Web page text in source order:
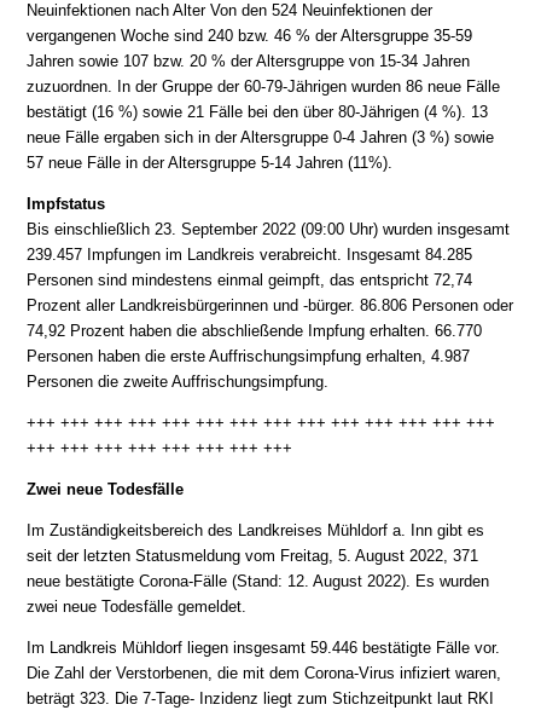
Neuinfektionen nach Alter Von den 524 Neuinfektionen der
vergangenen Woche sind 240 bzw. 46 % der Altersgruppe 35-59
Jahren sowie 107 bzw. 20 % der Altersgruppe von 15-34 Jahren
zuzuordnen. In der Gruppe der 60-79-Jährigen wurden 86 neue Fälle
bestätigt (16 %) sowie 21 Fälle bei den über 80-Jährigen (4 %). 13
neue Fälle ergaben sich in der Altersgruppe 0-4 Jahren (3 %) sowie
57 neue Fälle in der Altersgruppe 5-14 Jahren (11%).
Impfstatus
Bis einschließlich 23. September 2022 (09:00 Uhr) wurden insgesamt
239.457 Impfungen im Landkreis verabreicht. Insgesamt 84.285
Personen sind mindestens einmal geimpft, das entspricht 72,74
Prozent aller Landkreisbürgerinnen und -bürger. 86.806 Personen oder
74,92 Prozent haben die abschließende Impfung erhalten. 66.770
Personen haben die erste Auffrischungsimpfung erhalten, 4.987
Personen die zweite Auffrischungsimpfung.
+++ +++ +++ +++ +++ +++ +++ +++ +++ +++ +++ +++ +++ +++
+++ +++ +++ +++ +++ +++ +++ +++
Zwei neue Todesfälle
Im Zuständigkeitsbereich des Landkreises Mühldorf a. Inn gibt es
seit der letzten Statusmeldung vom Freitag, 5. August 2022, 371
neue bestätigte Corona-Fälle (Stand: 12. August 2022). Es wurden
zwei neue Todesfälle gemeldet.
Im Landkreis Mühldorf liegen insgesamt 59.446 bestätigte Fälle vor.
Die Zahl der Verstorbenen, die mit dem Corona-Virus infiziert waren,
beträgt 323. Die 7-Tage- Inzidenz liegt zum Stichzeitpunkt laut RKI